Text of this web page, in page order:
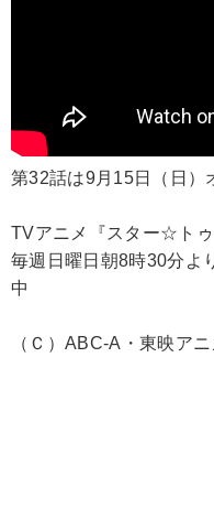
第32話は9月15日（日）
TVアニメ『スター☆トゥ
毎週日曜日朝8時30分よ
中
（Ｃ）ABC-A・東映ア